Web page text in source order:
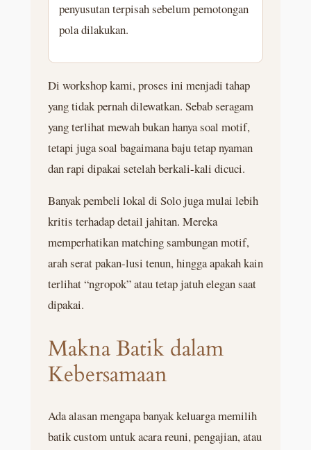
penyusutan terpisah sebelum pemotongan
pola dilakukan.
Di workshop kami, proses ini menjadi tahap
yang tidak pernah dilewatkan. Sebab seragam
yang terlihat mewah bukan hanya soal motif,
tetapi juga soal bagaimana baju tetap nyaman
dan rapi dipakai setelah berkali-kali dicuci.
Banyak pembeli lokal di Solo juga mulai lebih
kritis terhadap detail jahitan. Mereka
memperhatikan matching sambungan motif,
arah serat pakan-lusi tenun, hingga apakah kain
terlihat “ngropok” atau tetap jatuh elegan saat
dipakai.
Makna Batik dalam
Kebersamaan
Ada alasan mengapa banyak keluarga memilih
batik custom untuk acara reuni, pengajian, atau